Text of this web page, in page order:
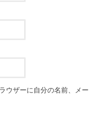
ウザーに自分の名前、メー